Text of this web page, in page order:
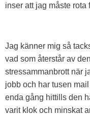
inser att jag måste rota
Jag känner mig så
vad som återstår av
stressammanbrott när
jobb och har tusen
enda gång hittills den
varit klok och minskat